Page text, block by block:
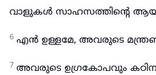
വാളുകൾ സാഹസത്തിന്റെ
6 എൻ ഉള്ളമേ, അവരുടെ
7 അവരുടെ ഉഗ്രകോപവും